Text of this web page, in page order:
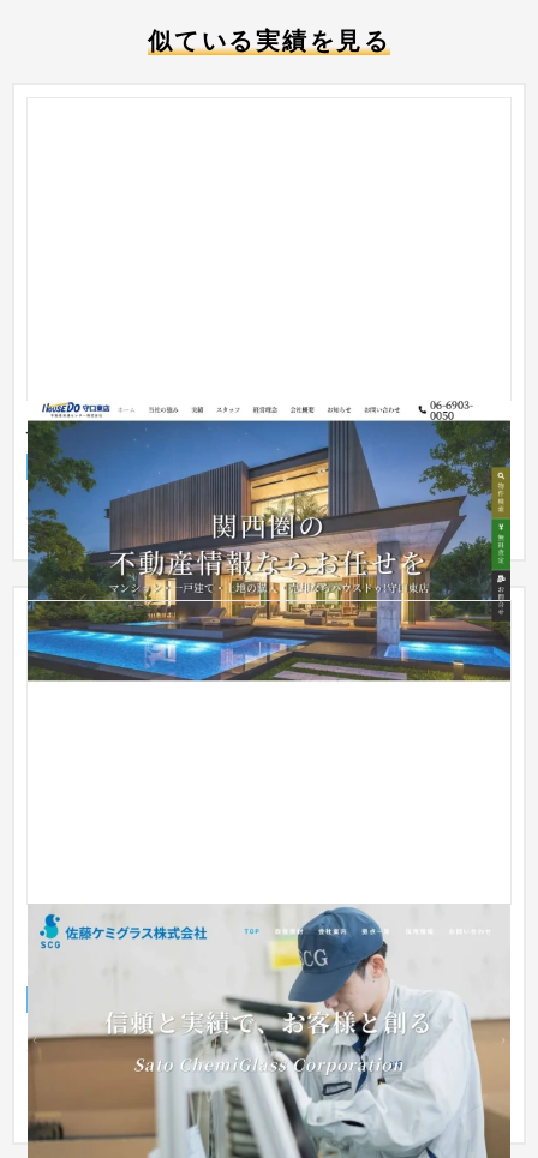
似ている実績を見る
ハウスドゥ！ 守口東店
企業サイト 不動産・マンション 〜30万円
店舗紹介を目的に、地域密着サポートをアピール。
【ホームページ制作】ガラス・樹脂製品の加工・製造
大阪府堺市にある、硝子材や合成樹脂製品の加工・販売を手が
ける企業様のコーポレートサイトを制作しました。 ロゴ制作か